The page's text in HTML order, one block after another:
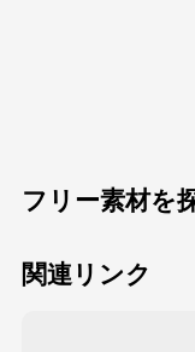
フリー素材を
関連リンク